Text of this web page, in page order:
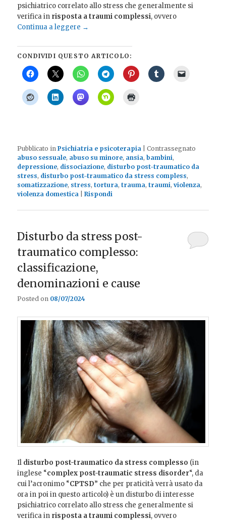
psichiatrico correlato allo stress che generalmente si
verifica in risposta a traumi complessi, ovvero
Continua a leggere →
CONDIVIDI QUESTO ARTICOLO:
Pubblicato in Psichiatria e psicoterapia |Contrassegnato
abuso sessuale, abuso su minore, ansia,bambini,
depressione, dissociazione, disturbo post-traumatico da
stress, disturbo post-traumatico da stress compless,
somatizzazione, stress,tortura,trauma,traumi,violenza,
violenza domestica
|Rispondi
Disturbo da stress post-
traumatico complesso:
classificazione,
denominazioni e cause
Posted on 08/07/2024
Il disturbo post-traumatico da stress complesso (in
inglese “complex post-traumatic stress disorder“, da
cui l’acronimo “CPTSD” che per praticità verrà usato da
ora in poi in questo articolo) è un disturbo di interesse
psichiatrico correlato allo stress che generalmente si
verifica in risposta a traumi complessi, ovvero